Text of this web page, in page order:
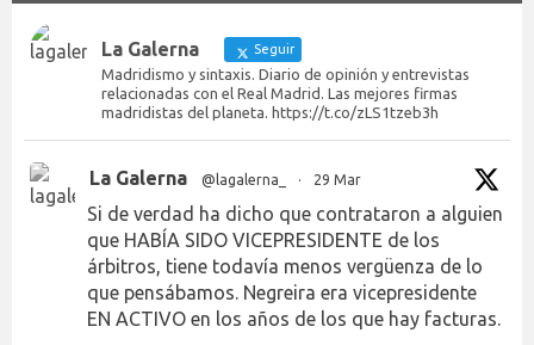
La Galerna Seguir
Madridismo y sintaxis. Diario de opinión y entrevistas
relacionadas con el Real Madrid. Las mejores firmas
madridistas del planeta. https://t.co/zLS1tzeb3h
La Galerna @lagalerna_ · 29 Mar
Si de verdad ha dicho que contrataron a alguien
que HABÍA SIDO VICEPRESIDENTE de los
árbitros, tiene todavía menos vergüenza de lo
que pensábamos. Negreira era vicepresidente
EN ACTIVO en los años de los que hay facturas.